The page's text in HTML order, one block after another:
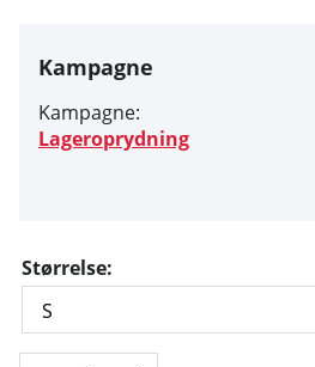
Kampagne
Kampagne:
Lageroprydning
Størrelse: